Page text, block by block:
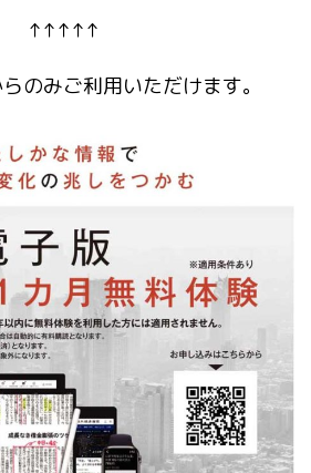
↑↑↑↑↑
のみご利用いただけます。